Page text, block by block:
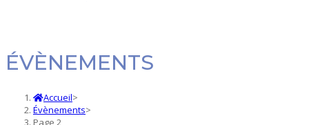
ÉVÈNEMENTS
Accueil>
Évènements>
Page 2